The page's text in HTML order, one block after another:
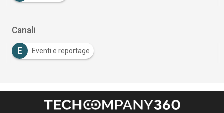
Canali
E Eventi e reportage